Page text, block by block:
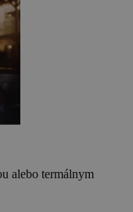
alebo termálnym